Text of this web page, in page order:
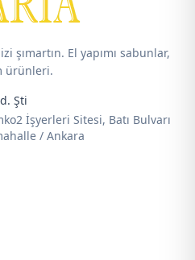
şımartın. El yapımı sabunlar,
ürünleri.
Şti
İşyerleri Sitesi, Batı Bulvarı
/ Ankara